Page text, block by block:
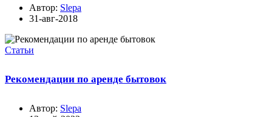
Автор: Slepa
31-авг-2018
Статьи
Рекомендации по аренде бытовок
Автор: Slepa